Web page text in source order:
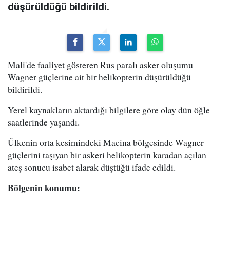
düşürüldüğü bildirildi.
Mali'de faaliyet gösteren Rus paralı asker oluşumu
Wagner güçlerine ait bir helikopterin düşürüldüğü
bildirildi.
Yerel kaynakların aktardığı bilgilere göre olay dün öğle
saatlerinde yaşandı.
Ülkenin orta kesimindeki Macina bölgesinde Wagner
güçlerini taşıyan bir askeri helikopterin karadan açılan
ateş sonucu isabet alarak düştüğü ifade edildi.
Bölgenin konumu: